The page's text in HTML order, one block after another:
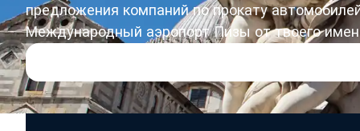
предложения компаний по прокату
Международный аэропорт Пизы от твоего